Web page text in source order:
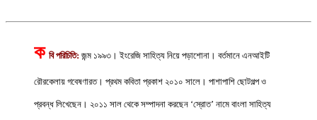
ক বি পরিচিতি: জন্ম ১৯৯৩। ইংরেজি সাহিত্য নিয়ে পড়াশোনা। বর্তমানে এনআইটি
রৌরকেলায় গবেষণারত। প্রথম কবিতা প্রকাশ ২০১০ সালে। পাশাপাশি ছোটগল্প ও
প্রবন্ধ লিখেছেন। ২০১১ সাল থেকে সম্পাদনা করছেন ‘স্রোত’ নামে বাংলা সাহিত্য